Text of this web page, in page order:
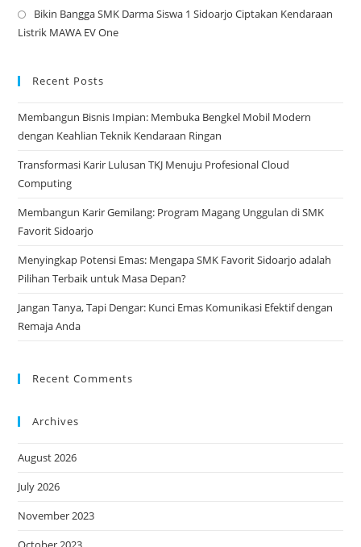
Bikin Bangga SMK Darma Siswa 1 Sidoarjo Ciptakan Kendaraan
Listrik MAWA EV One
Recent Posts
Membangun Bisnis Impian: Membuka Bengkel Mobil Modern
dengan Keahlian Teknik Kendaraan Ringan
Transformasi Karir Lulusan TKJ Menuju Profesional Cloud
Computing
Membangun Karir Gemilang: Program Magang Unggulan di SMK
Favorit Sidoarjo
Menyingkap Potensi Emas: Mengapa SMK Favorit Sidoarjo adalah
Pilihan Terbaik untuk Masa Depan?
Jangan Tanya, Tapi Dengar: Kunci Emas Komunikasi Efektif dengan
Remaja Anda
Recent Comments
Archives
August 2026
July 2026
November 2023